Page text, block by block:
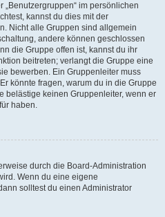
im persönlichen
kannst du dies mit der
Nicht alle Gruppen sind allgemein
andere können geschlossen
die Gruppe offen ist, kannst du ihr
beitreten; verlangt die Gruppe eine
bewerben. Ein Gruppenleiter muss
könnte fragen, warum du in die Gruppe
belästige keinen Gruppenleiter, wenn er
haben.
durch die Board-Administration
Wenn du eine eigene
solltest du einen Administrator